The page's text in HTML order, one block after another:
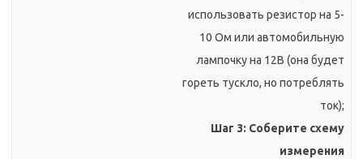
использовать резистор на 5-
10 Ом или автомобильную
лампочку на 12В (она будет
гореть тускло, но потреблять
ток);
Шаг 3: Соберите схему
измерения